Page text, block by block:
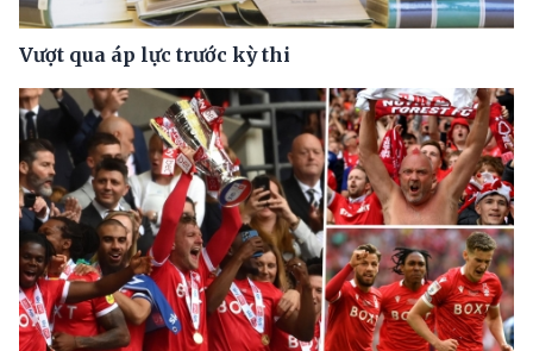
Vượt qua áp lực trước kỳ thi